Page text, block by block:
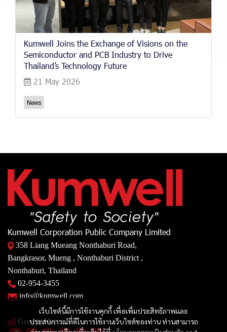
Kumwell Joins the Exchange of Visions on the
Semiconductor and PCB Industry to Drive
Thailand’s Technology Future
21 May 2026
News
เว็บไซต์นี้มีการใช้งานคุกกี้ เพื่อเพิ่มประสิทธิภาพและ
ประสบการณ์ที่ดีในการใช้งานเว็บไซต์ของท่าน ท่านสามารถ
Kumwell Corporation Public Company Limited
358 Liang Mueang Nonthaburi Road,
Bangkrasor, Mueng , Nonthaburi District ,
Nonthaburi, Thailand
02-954-3455
info@kumwell.com
Google Map